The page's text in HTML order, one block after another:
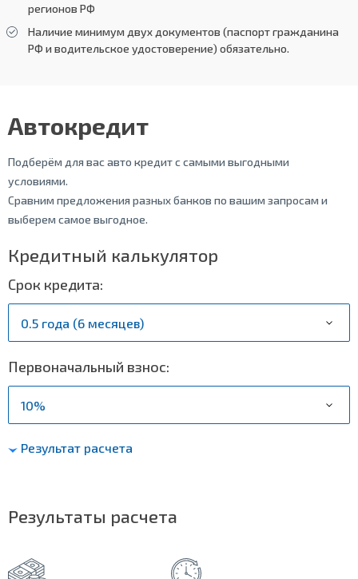
регионов РФ
Наличие минимум двух документов (паспорт гражданина
РФ и водительское удостоверение) обязательно.
Автокредит
Подберём для вас авто кредит с самыми выгодными
условиями.
Сравним предложения разных банков по вашим запросам и
выберем самое выгодное.
Кредитный калькулятор
Срок кредита:
Первоначальный взнос:
Результат расчета
Результаты расчета